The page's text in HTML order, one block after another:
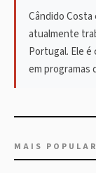
Cândido
atualmente
Portugal. Ele
em programas
MAIS